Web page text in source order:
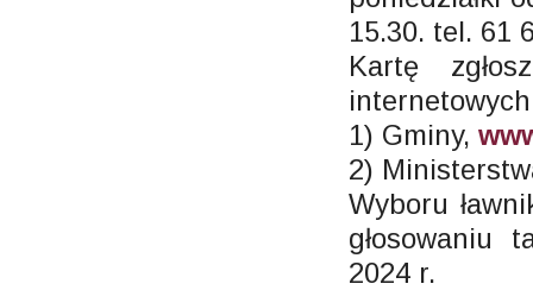
15.30. tel. 61
Kartę
1) Gminy,
2)
Wyboru
głosowaniu
2024 r.